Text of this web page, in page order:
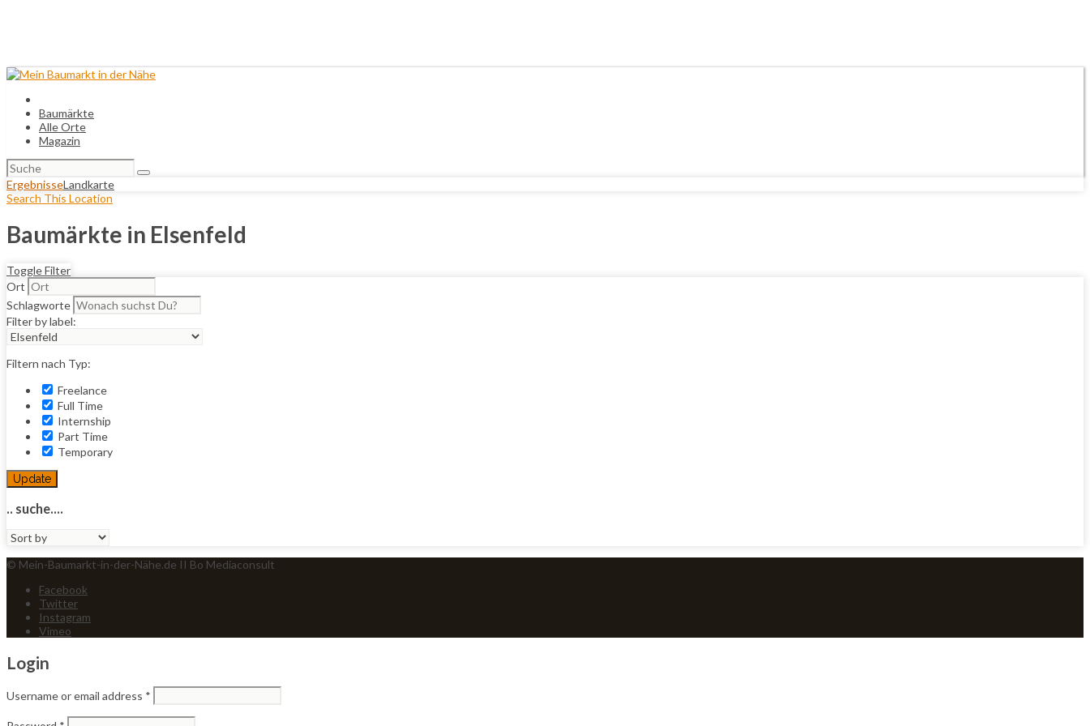
Baumärkte
Alle Orte
Magazin
Suchen
nach:
ErgebnisseLandkarte
Search This Location
Baumärkte in Elsenfeld
Toggle Filter
Ort
Schlagworte
Filter by label:
Filtern nach Typ:
Freelance
Full Time
Internship
Part Time
Temporary
Update
.. suche....
Sort
© Mein-Baumarkt-in-der-Nähe.de II Bo Mediaconsult
Facebook
Twitter
Instagram
Vimeo
Login
Username or email address *